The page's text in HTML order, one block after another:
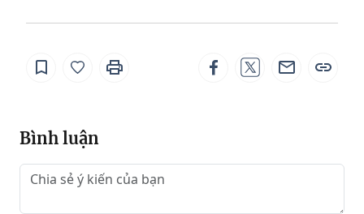
Bình luận